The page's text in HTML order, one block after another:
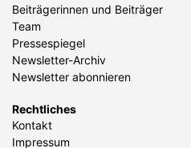
Beiträgerinnen und Beiträger
Team
Pressespiegel
Newsletter-Archiv
Newsletter abonnieren
Rechtliches
Kontakt
Impressum